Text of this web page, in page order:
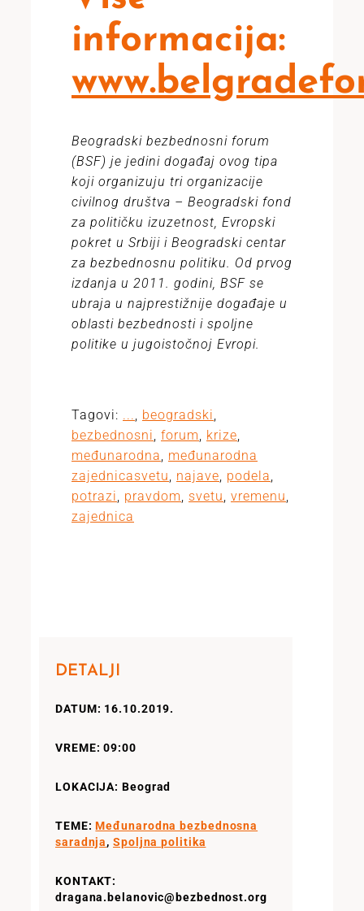
informacija:
Beogradski bezbednosni forum
(BSF) je jedini događaj ovog tipa
koji organizuju tri organizacije
civilnog društva – Beogradski fond
za političku izuzetnost, Evropski
pokret u Srbiji i Beogradski centar
za bezbednosnu politiku. Od prvog
izdanja u 2011. godini, BSF se
ubraja u najprestižnije događaje u
oblasti bezbednosti i spoljne
politike u jugoistočnoj Evropi.
Tagovi: ..., beogradski,
bezbednosni, forum, krize,
međunarodna, međunarodna
zajednicasvetu, najave, podela,
potrazi, pravdom, svetu, vremenu,
zajednica
DETALJI
DATUM: 16.10.2019.
VREME: 09:00
LOKACIJA: Beograd
TEME:Međunarodna bezbednosna
saradnja,Spoljna politika
KONTAKT:
dragana.belanovic@bezbednost.org